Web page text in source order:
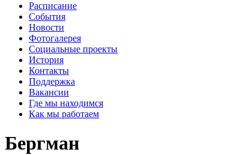
Расписание
События
Новости
Фотогалерея
Социальные проекты
История
Контакты
Поддержка
Вакансии
Где мы находимся
Как мы работаем
Бергман